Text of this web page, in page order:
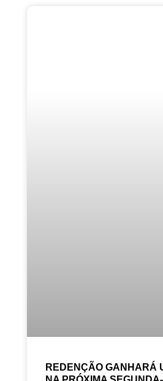
REDENÇÃO GANHARÁ